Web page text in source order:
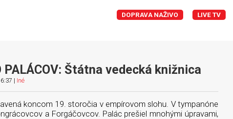
DOPRAVA NAŽIVO LIVE TV
PALÁCOV: Štátna vedecká knižnica
| Iné
koncom 19. storočia v empírovom slohu. V tympanóne
a Forgáčovcov. Palác prešiel mnohými úpravami,